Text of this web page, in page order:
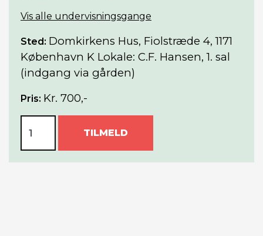
Vis alle undervisningsgange
Sted: Domkirkens Hus, Fiolstræde 4, 1171
København K Lokale: C.F. Hansen, 1. sal
(indgang via gården)
Pris: Kr. 700,-
TILMELD